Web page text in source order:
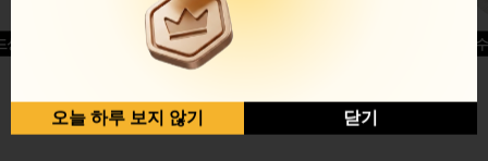
글윙
반반순살[레드+허니]
허니옥
오늘 하루 보지 않기 닫기